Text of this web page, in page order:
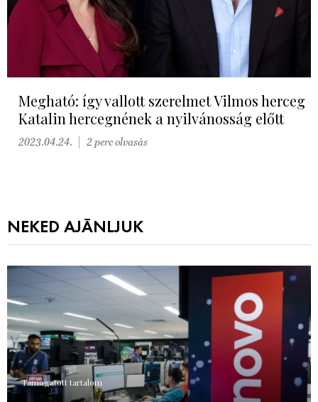
Megható: így vallott szerelmet Vilmos herceg
Katalin hercegnének a nyilvánosság előtt
2023.04.24. 2 perc olvasás
NEKED AJÁNLJUK
Támogatott tartalom